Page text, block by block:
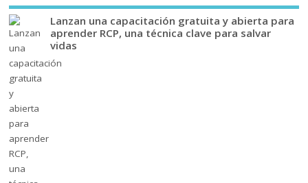
Lanzan una capacitación gratuita y abierta para
aprender RCP, una técnica clave para salvar
vidas